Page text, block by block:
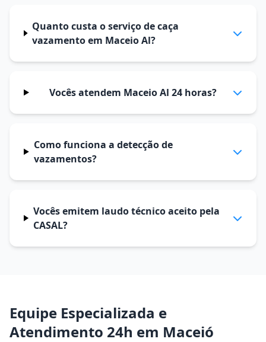
Quanto custa o serviço de caça
vazamento em Maceio Al?
Vocês atendem Maceio Al 24 horas?
Como funciona a detecção de
vazamentos?
Vocês emitem laudo técnico aceito pela
CASAL?
Equipe Especializada e
Atendimento 24h em Maceió